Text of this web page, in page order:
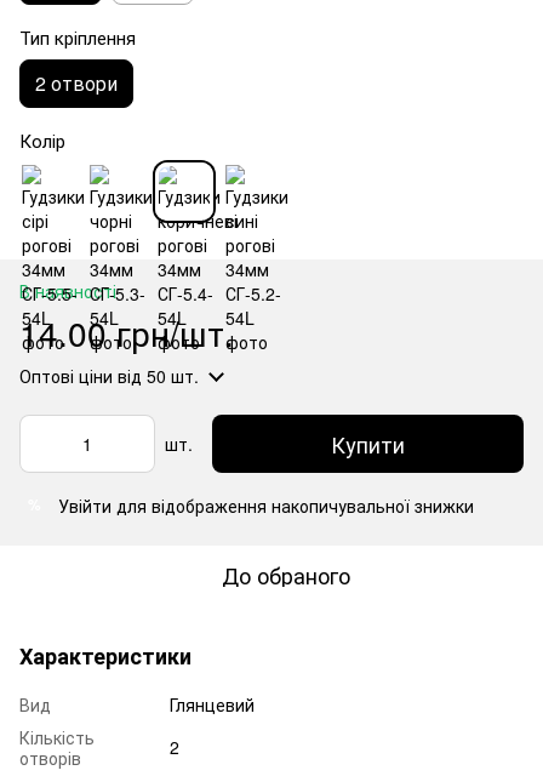
Тип кріплення
2 отвори
Колір
В наявності
14.00 грн/шт.
Оптові ціни від 50 шт.
шт. Купити
Увійти для відображення накопичувальної знижки
До обраного
Характеристики
Вид
Глянцевий
Кількість
отворів
2